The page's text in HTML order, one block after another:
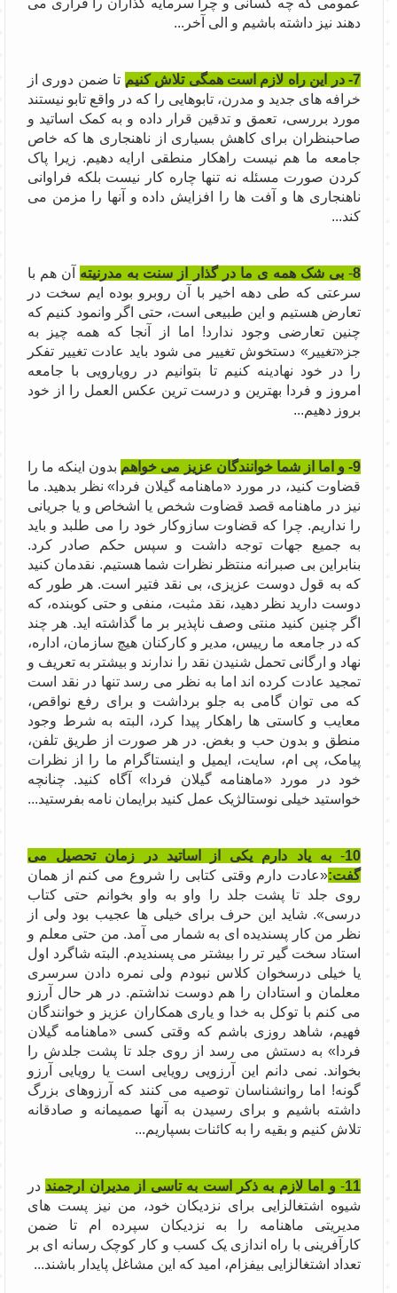
دهند نیز داشته باشیم و الی آخر...
7- در این راه لازم است همگی تلاش کنیم
تا ضمن دوری از
خرافه های جدید و مدرن، تابوهایی را که در واقع تابو نیستند
مورد بررسی، تعمق و تدقین قرار داده و به کمک اساتید و
صاحبنظران برای کاهش بسیاری از ناهنجاری ها که خاص
جامعه ما هم نیست راهکار منطقی ارایه دهیم. زیرا پاک
کردن صورت مسئله نه تنها چاره کار نیست بلکه فراوانی
ناهنجاری ها و آفت ها را افزایش داده و آنها را مزمن می
کند...
8
-بی شک همه ی ما در گذار از سنت به مدرنیته آن هم با
سرعتی که طی دهه اخیر با آن روبرو بوده ایم سخت در
تعارض هستیم و این طبیعی است، حتی اگر وانمود کنیم که
چنین تعارضی وجود ندارد! اما از آنجا که همه چیز به
جز«تغییر» دستخوش تغییر می شود باید عادت تغییر تفکر
را در خود نهادینه کنیم تا بتوانیم در رویارویی با جامعه
امروز و فردا بهترین و درست ترین عکس العمل را از خود
بروز دهیم...
9- و اما از شما خوانندگان عزیز می خواهم
بدون اینکه ما را
قضاوت کنید، در مورد «ماهنامه گیلان فردا» نظر بدهید. ما
نیز در ماهنامه قصد قضاوت شخص یا اشخاص و یا جریانی
را نداریم. چرا که قضاوت سازوکار خود را می طلبد و باید
به جمیع جهات توجه داشت و سپس حکم صادر کرد.
بنابراین بی صبرانه منتظر نظرات شما هستیم. نقدمان کنید
که به قول دوست عزیزی، بی نقد فتیر است. هر طور که
دوست دارید نظر دهید، نقد مثبت، منفی و حتی کوبنده، که
اگر چنین کنید منتی وصف ناپذیر بر ما گذاشته اید. هر چند
که در جامعه ما رییس، مدیر و کارکنان هیچ سازمان، اداره،
نهاد و ارگانی تحمل شنیدن نقد را ندارند و بیشتر به تعریف و
تمجید عادت کرده اند اما به نظر می رسد تنها در نقد است
که می توان گامی به جلو برداشت و برای رفع نواقص،
معایب و کاستی ها راهکار پیدا کرد، البته به شرط وجود
منطق و بدون حب و بغض. در هر صورت از طریق تلفن،
پیامک، پی ام، سایت، ایمیل و اینستاگرام ما را از نظرات
خود در مورد «ماهنامه گیلان فردا» آگاه کنید. چنانچه
خواستید خیلی نوستالژیک عمل کنید برایمان نامه بفرستید...
10
-به یاد دارم یکی از اساتید در زمان تحصیل می
گفت:«عادت دارم وقتی کتابی را شروع می کنم از همان
روی جلد تا پشت جلد را واو به واو بخوانم حتی کتاب
درسی». شاید این حرف برای خیلی ها عجیب بود ولی از
نظر من کار پسندیده ای به شمار می آمد. من حتی معلم و
استاد سخت گیر تر را بیشتر می پسندیدم. البته شاگرد اول
یا خیلی درسخوان کلاس نبودم ولی نمره دادن سرسری
معلمان و استادان را هم دوست نداشتم. در هر حال آرزو
می کنم با توکل به خدا و یاری همکاران عزیز و خوانندگان
فهیم، شاهد روزی باشم که وقتی کسی «ماهنامه گیلان
فردا» به دستش می رسد از روی جلد تا پشت جلدش را
بخواند. نمی دانم این آرزویی رویایی است یا رویایی آرزو
گونه! اما روانشناسان توصیه می کنند که آرزوهای بزرگ
داشته باشیم و برای رسیدن به آنها صمیمانه و صادقانه
تلاش کنیم و بقیه را به کائنات بسپاریم...
11
- و اما لازم به ذکر است به تاسی از مدیران ارجمند در
شیوه اشتغالزایی برای نزدیکان خود، من نیز پست های
مدیریتی ماهنامه را به نزدیکان سپرده ام تا ضمن
کارآفرینی با راه اندازی یک کسب و کار کوچک رسانه ای بر
تعداد اشتغالزایی بیفزام، امید که این مشاغل پایدار باشند...